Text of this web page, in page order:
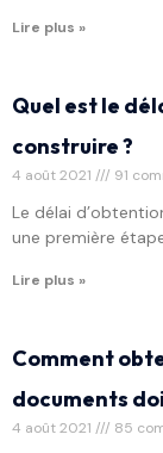
Lire plus »
Quel est le
construire ?
4 août 2021 91
Le délai
une première
Lire plus »
Comment
documents
4 août 2021 85